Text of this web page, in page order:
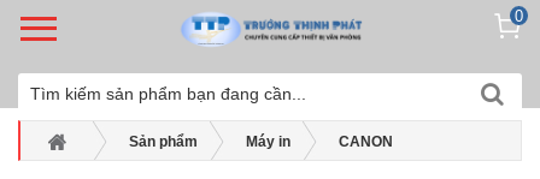
0
Sản phẩm Máy in CANON